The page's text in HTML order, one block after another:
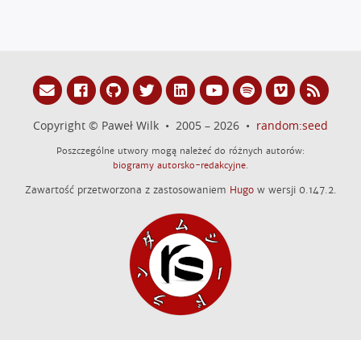
Copyright © Paweł Wilk • 2005 – 2026 • random:seed
Poszczególne utwory mogą należeć do różnych autorów:
biogramy autorsko-redakcyjne.
Zawartość przetworzona z zastosowaniem Hugow wersji 0.147.2.